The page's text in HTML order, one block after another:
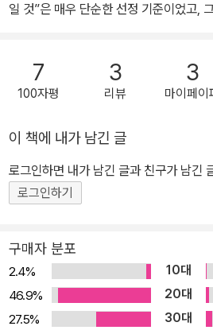
일 것”은 매우 단순한 선정 기준이었고,
인 대화 기능을 가진 ‘말러’로봇들의 원치
시작하여, 반복되는 「토요일」에 15분
아버지들의 이야기, 남자들의 사회화 교
음과 같이 시작한다. "모든 것이 완벽합니다." 데뷔 : 인공지능에
아의 발생을 작가 자신만의 눈으로 그리
꽉 짜여 있는 단편이므로 여러 번 다시 읽
다른 면들이 눈에 들어온다. 자아를 고민
면 안 돼? 할 때 보자. 작품 속 세계는 지
라 지독히 위험하고, 지극히 따뜻하다.
없는 사람 같지만, 하루하루 똑같은 일상
신을 희생해 모든 우주를 지킬 수 있는
7
100자평
3
리뷰
3
마이페이
이 책에 내가 남긴 글
로그인하면 내가 남긴 글과 친구가 남긴
로그인하기
구매자 분포
2.4% 10대
46.9%
20대
27.5%
30대